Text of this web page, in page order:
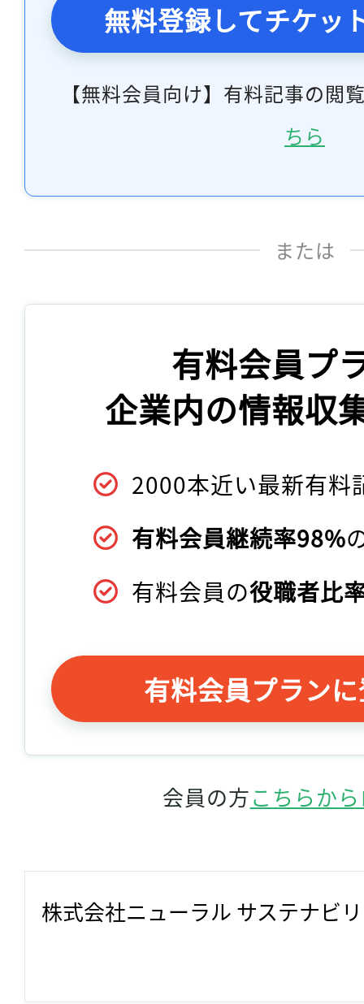
無料登録してチケッ
【無料会員向け】有料記事の閲
ちら
または
有料会員プ
企業内の情報収
2000本近い最新有料
有料会員継続率98%
有料会員の役職者比
有料会員プラン
会員の方こちらか
株式会社ニューラル サステナビ